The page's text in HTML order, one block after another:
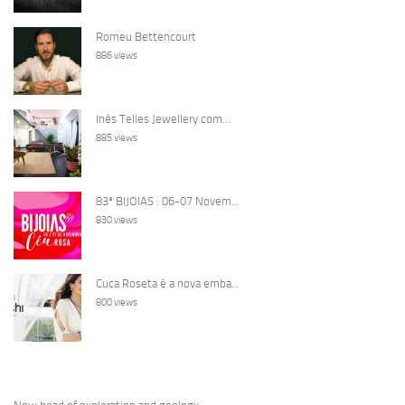
Romeu Bettencourt
886 views
Inês Telles Jewellery com...
885 views
83ª BIJOIAS : 06-07 Novem...
830 views
Cuca Roseta é a nova emba...
800 views